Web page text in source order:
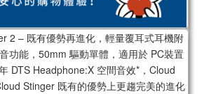
2 – 既有優勢再進化，輕量覆耳式耳機附
功能，50mm 驅動單體，適用於 PC裝置
DTS Headphone:X 空間音效*，Cloud
Stinger 既有的優勢上更趨完美的進化